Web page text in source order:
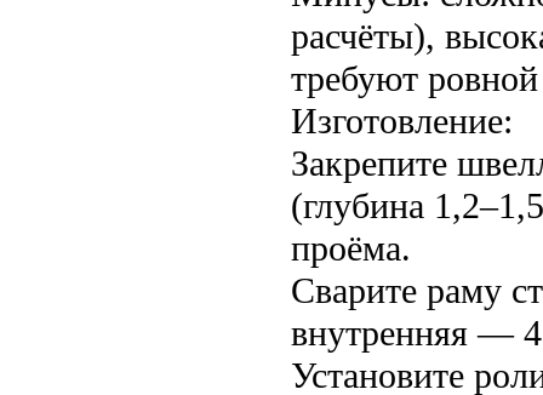
расчёты),
требуют
Изготовление:
Закрепите
(глубина
проёма.
Сварите раму
внутренняя —
Установите